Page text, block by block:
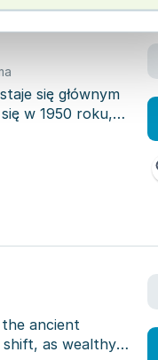
się głównym
w 1950 roku,
ancient
as wealthy